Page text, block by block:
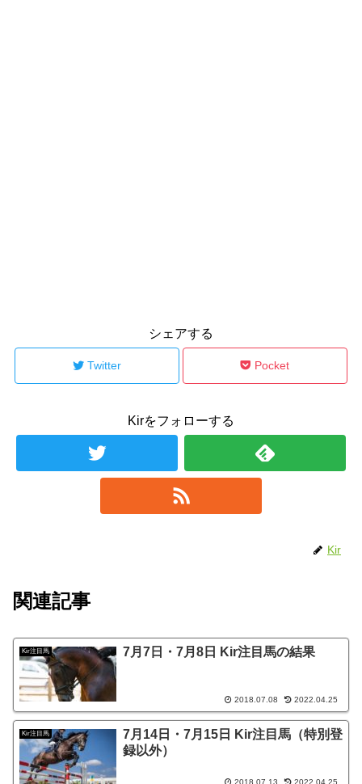
シェアする
Twitter Pocket
Kirをフォローする
Kir
関連記事
Kir注目馬 7月7日・7月8日 Kir注目馬の結果
2018.07.08 2022.04.25
Kir注目馬
7月14日・7月15日 Kir注目馬（特別登
録以外）
2018.07.13 2022.04.25